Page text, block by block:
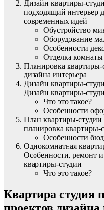
Дизайн квартиры-
подходящий интерьер
современных идей
Обустройство
Оборудование
Особенности
Отделка комнаты
Планировка
дизайна интерьера
Дизайн квартиры-
Дизайн квартиры-
Что это такое?
Особенности
План квартиры-
планировка квартиры-
Особенности
Однокомнатная
Особенности, ремонт
квартиры-студии
Что это такое?
Квартира студия